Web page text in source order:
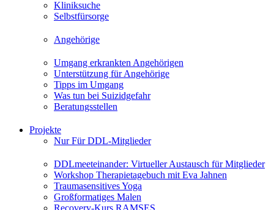
Kliniksuche
Selbstfürsorge
Angehörige
Umgang erkrankten Angehörigen
Unterstützung für Angehörige
Tipps im Umgang
Was tun bei Suizidgefahr
Beratungsstellen
Projekte
Nur Für DDL-Mitglieder
DDLmeeteinander: Virtueller Austausch für Mitglieder
Workshop Therapietagebuch mit Eva Jahnen
Traumasensitives Yoga
Großformatiges Malen
Recovery-Kurs RAMSES